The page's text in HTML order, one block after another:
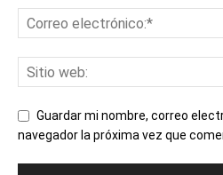
Guardar mi nombre, correo
navegador la próxima vez que